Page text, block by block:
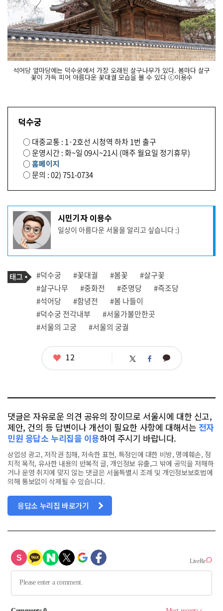
석어당 앞마당에는 덕수궁에서 가장 오래된 살구나무가 있다. 봄마다 살구
꽃이 가득 피어 아름다운 꽃대궐 모습을 볼 수 있다 ⓒ이용수
덕수궁
○ 대중교통 : 1·2호선 시청역 하차 1번 출구
○ 운영시간 : 화~일 09시~21시 (매주 월요일 정기휴무)
○홈페이지
○ 문의 : 02) 751-0734
기
사
작
성
자
프
필
시민기자 이용수
일상이 아름다운 서울을 알리고 싶습니다 :)
기
사
관
련
태
그
태
그
#덕수궁 #꽃대궐 #봄꽃
#살구꽃
#살구나무
#중화전 #준명당
#즉조당
#석어당
#함녕전
#봄 나들이
#덕수궁 전각내부
#서울가볼만한곳
#서울의 고궁
#서울의 궁궐
좋
12 트 페 카
댓글은 자유로운 의견 공유의 장이므로 서울시에 대한 신고,
제안, 건의 등 답변이나 개선이 필요한 사항에 대해서는 전자
민원 응답소 누리집을 이용하여 주시기 바랍니다.
상업성 광고, 저작권 침해, 저속한 표현, 특정인에 대한 비방, 명예훼손, 정
치적 목적, 유사한 내용의 반복적 글, 개인정보 유출,그 밖에 공익을 저해하
거나 운영 취지에 맞지 않는 댓글은 서울특별시 조례 및 개인정보보호법에
의해 통보없이 삭제될 수 있습니다.
응답소 누리집 바로가기